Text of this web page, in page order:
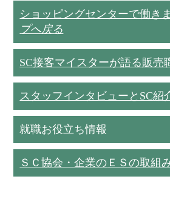
ショッピングセンターで働き
プへ戻る
SC接客マイスターが語る販売
スタッフインタビューとSC紹
就職お役立ち情報
ＳＣ協会・企業の ＥＳの取組